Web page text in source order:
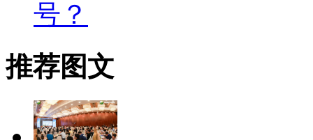
号？
推荐图文